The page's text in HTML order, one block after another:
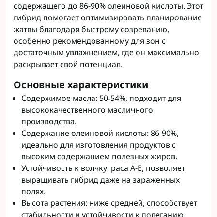
содержащего до 86-90% олеиновой кислоты. Этот
гибрид помогает оптимизировать планирование
жатвы благодаря быстрому созреванию,
особенно рекомендованному для зон с
достаточным увлажнением, где он максимально
раскрывает свой потенциал.
Основные характеристики
Содержимое масла: 50-54%, подходит для
высококачественного масличного
производства.
Содержание олеиновой кислоты: 86-90%,
идеально для изготовления продуктов с
высоким содержанием полезных жиров.
Устойчивость к волчку: раса A-E, позволяет
выращивать гибрид даже на зараженных
полях.
Высота растения: ниже средней, способствует
стабильности и устойчивости к полеганию.